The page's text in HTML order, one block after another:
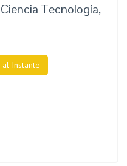
Tecnología,
Instante